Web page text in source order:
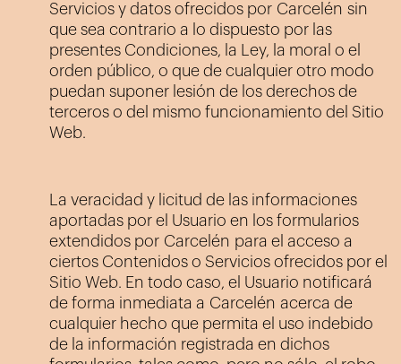
Servicios y datos ofrecidos por Carcelén sin
que sea contrario a lo dispuesto por las
presentes Condiciones, la Ley, la moral o el
orden público, o que de cualquier otro modo
puedan suponer lesión de los derechos de
terceros o del mismo funcionamiento del Sitio
Web.
La veracidad y licitud de las informaciones
aportadas por el Usuario en los formularios
extendidos por Carcelén para el acceso a
ciertos Contenidos o Servicios ofrecidos por el
Sitio Web. En todo caso, el Usuario notificará
de forma inmediata a Carcelén acerca de
cualquier hecho que permita el uso indebido
de la información registrada en dichos